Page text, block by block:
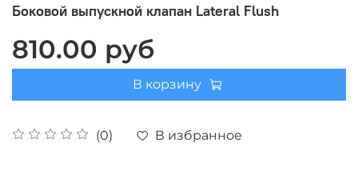
Боковой выпускной клапан Lateral Flush
(0) В избранное
810.00 руб
В корзину